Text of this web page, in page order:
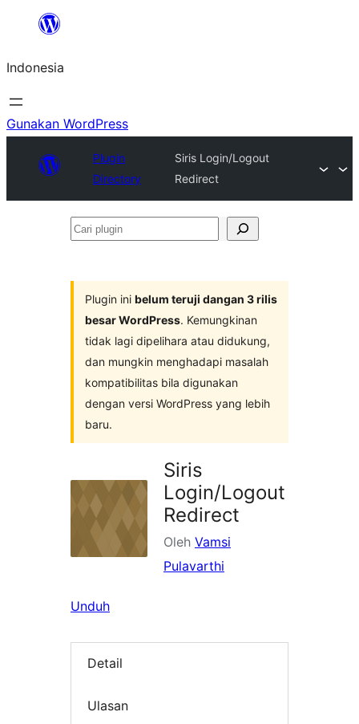
Lewati
konten
Indonesia
Gunakan WordPress
Plugin
Directory
Siris Login/Logout
Redirect
Cari
Plugin ini belum teruji dangan 3 rilis
besar WordPress. Kemungkinan
tidak lagi dipelihara atau didukung,
dan mungkin menghadapi masalah
kompatibilitas bila digunakan
dengan versi WordPress yang lebih
baru.
Siris
Login/Logout
Redirect
Oleh Vamsi
Pulavarthi
Unduh
Detail
Ulasan